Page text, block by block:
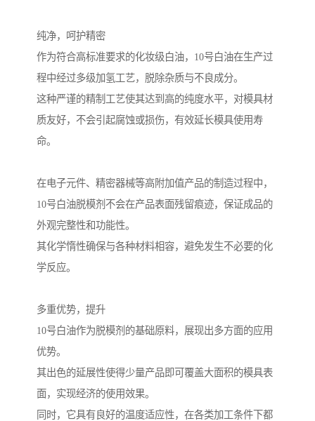
纯净，呵护精密
作为符合高标准要求的化妆级白油，10号白油在生产过
程中经过多级加氢工艺，脱除杂质与不良成分。
这种严谨的精制工艺使其达到高的纯度水平，对模具材
质友好，不会引起腐蚀或损伤，有效延长模具使用寿
命。
在电子元件、精密器械等高附加值产品的制造过程中，
10号白油脱模剂不会在产品表面残留痕迹，保证成品的
外观完整性和功能性。
其化学惰性确保与各种材料相容，避免发生不必要的化
学反应。
多重优势，提升
10号白油作为脱模剂的基础原料，展现出多方面的应用
优势。
其出色的延展性使得少量产品即可覆盖大面积的模具表
面，实现经济的使用效果。
同时，它具有良好的温度适应性，在各类加工条件下都